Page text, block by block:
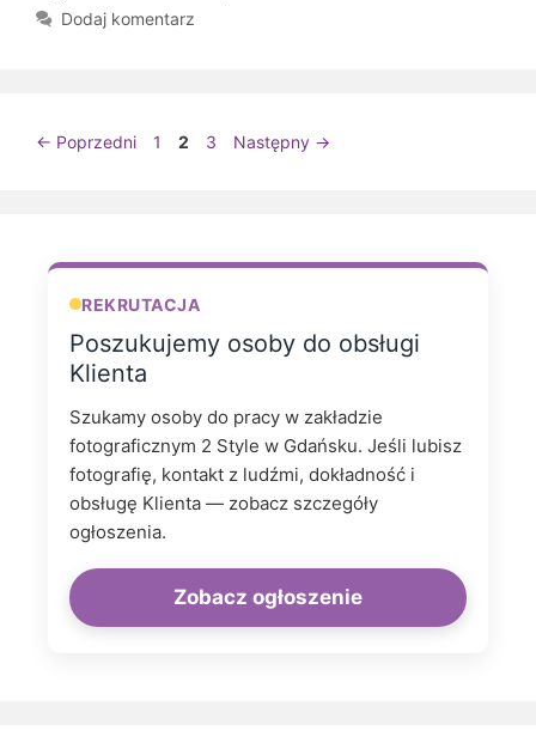
Dodaj komentarz
← Poprzedni Page
1 Page
2 Page
3 Następny →
REKRUTACJA
Poszukujemy osoby do obsługi
Klienta
Szukamy osoby do pracy w zakładzie
fotograficznym 2 Style w Gdańsku. Jeśli lubisz
fotografię, kontakt z ludźmi, dokładność i
obsługę Klienta — zobacz szczegóły
ogłoszenia.
Zobacz ogłoszenie